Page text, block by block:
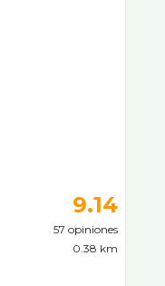
9.14
57 opiniones
0.38 km